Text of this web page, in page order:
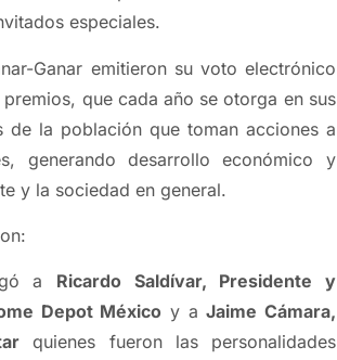
especiales.
Ganar emitieron su voto electrónico
que cada año se otorga en sus
de la población que toman acciones a
generando desarrollo económico y
y la sociedad en general.
a Ricardo Saldívar, Presidente y
Depot México y aJaime Cámara,
quienes fueron las personalidades